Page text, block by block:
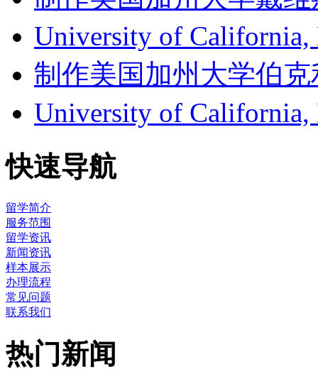
University of
制作美国加州大学伯
University of
快速导航
留学简介
服务范围
留学资讯
新闻资讯
样本展示
办理流程
常见问题
联系我们
热门新闻